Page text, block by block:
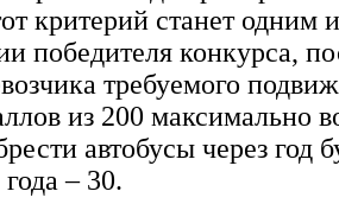
критерий станет
победителя конкурса,
требуемого
из 200 максимально
автобусы через год
– 30.